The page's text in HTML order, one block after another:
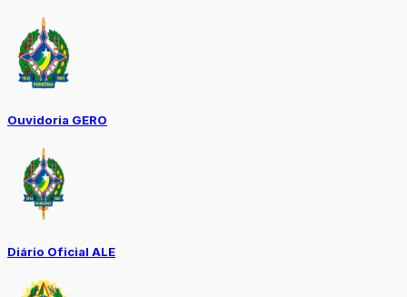
Ouvidoria GERO
Diário Oficial ALE